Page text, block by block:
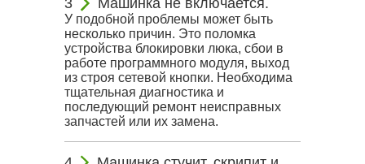
У подобной проблемы может быть
несколько причин. Это поломка
устройства блокировки люка, сбои в
работе программного модуля, выход
из строя сетевой кнопки. Необходима
тщательная диагностика и
последующий ремонт неисправных
запчастей или их замена.